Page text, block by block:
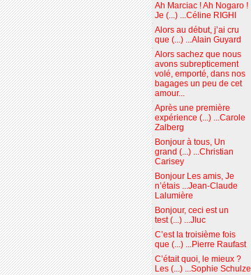
Ah Marciac ! Ah Nogaro !
Je (...) ...Céline RIGHI
Alors au début, j’ai cru
que (...) ...Alain Guyard
Alors sachez que nous
avons subrepticement
volé, emporté, dans nos
bagages un peu de cet
amour...
Après une première
expérience (...) ...Carole
Zalberg
Bonjour à tous, Un
grand (...) ...Christian
Carisey
Bonjour Les amis, Je
n’étais ...Jean-Claude
Lalumière
Bonjour, ceci est un
test (...) ...Jluc
C’est la troisième fois
que (...) ...Pierre Raufast
C’était quoi, le mieux ?
Les (...) ...Sophie Schulze